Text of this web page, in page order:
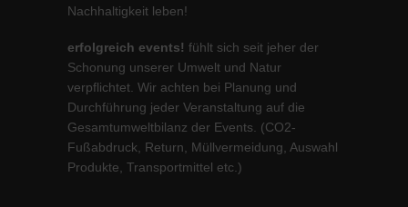
Nachhaltigkeit leben!
erfolgreich events! fühlt sich seit jeher der
Schonung unserer Umwelt und Natur
verpflichtet. Wir achten bei Planung und
Durchführung jeder Veranstaltung auf die
Gesamtumweltbilanz der Events. (CO2-
Fußabdruck, Return, Müllvermeidung, Auswahl
Produkte, Transportmittel etc.)